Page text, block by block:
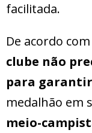
facilitada.
De acordo
clube não
para
medalhão em
meio-